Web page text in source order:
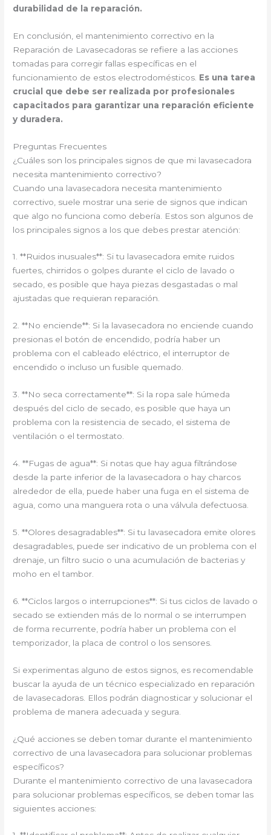
durabilidad de la reparación.
En conclusión, el mantenimiento correctivo en la
Reparación de Lavasecadoras se refiere a las acciones
tomadas para corregir fallas específicas en el
funcionamiento de estos electrodomésticos. Es una tarea
crucial que debe ser realizada por profesionales
capacitados para garantizar una reparación eficiente
y duradera.
Preguntas Frecuentes
¿Cuáles son los principales signos de que mi lavasecadora
necesita mantenimiento correctivo?
Cuando una lavasecadora necesita mantenimiento
correctivo, suele mostrar una serie de signos que indican
que algo no funciona como debería. Estos son algunos de
los principales signos a los que debes prestar atención:
1. **Ruidos inusuales**: Si tu lavasecadora emite ruidos
fuertes, chirridos o golpes durante el ciclo de lavado o
secado, es posible que haya piezas desgastadas o mal
ajustadas que requieran reparación.
2. **No enciende**: Si la lavasecadora no enciende cuando
presionas el botón de encendido, podría haber un
problema con el cableado eléctrico, el interruptor de
encendido o incluso un fusible quemado.
3. **No seca correctamente**: Si la ropa sale húmeda
después del ciclo de secado, es posible que haya un
problema con la resistencia de secado, el sistema de
ventilación o el termostato.
4. **Fugas de agua**: Si notas que hay agua filtrándose
desde la parte inferior de la lavasecadora o hay charcos
alrededor de ella, puede haber una fuga en el sistema de
agua, como una manguera rota o una válvula defectuosa.
5. **Olores desagradables**: Si tu lavasecadora emite olores
desagradables, puede ser indicativo de un problema con el
drenaje, un filtro sucio o una acumulación de bacterias y
moho en el tambor.
6. **Ciclos largos o interrupciones**: Si tus ciclos de lavado o
secado se extienden más de lo normal o se interrumpen
de forma recurrente, podría haber un problema con el
temporizador, la placa de control o los sensores.
Si experimentas alguno de estos signos, es recomendable
buscar la ayuda de un técnico especializado en reparación
de lavasecadoras. Ellos podrán diagnosticar y solucionar el
problema de manera adecuada y segura.
¿Qué acciones se deben tomar durante el mantenimiento
correctivo de una lavasecadora para solucionar problemas
específicos?
Durante el mantenimiento correctivo de una lavasecadora
para solucionar problemas específicos, se deben tomar las
siguientes acciones: